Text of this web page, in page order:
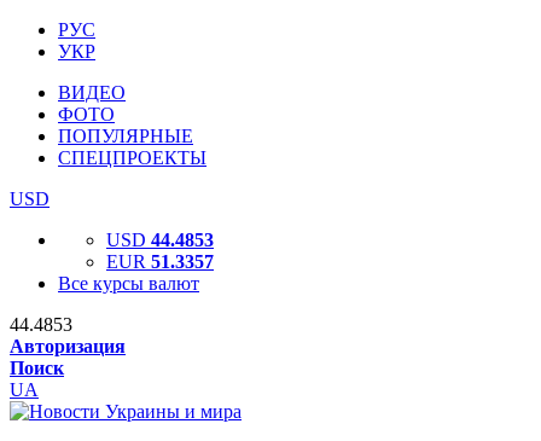
РУС
УКР
ВИДЕО
ФОТО
ПОПУЛЯРНЫЕ
СПЕЦПРОЕКТЫ
USD
USD 44.4853
EUR 51.3357
Все курсы валют
44.4853
Авторизация
Поиск
UA